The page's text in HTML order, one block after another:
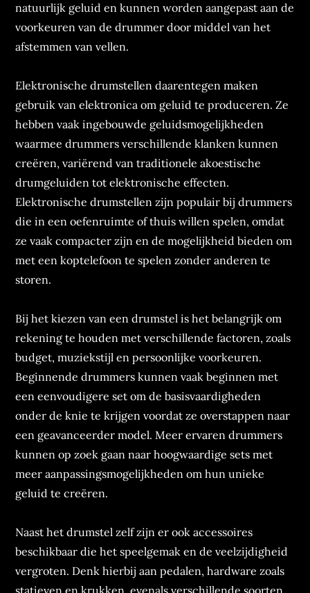
natuurlijk geluid en kunnen worden aangepast aan de
voorkeuren van de drummer door middel van het
afstemmen van vellen.
Elektronische drumstellen daarentegen maken
gebruik van elektronica om geluid te produceren. Ze
hebben vaak ingebouwde geluidsmogelijkheden
waarmee drummers verschillende klanken kunnen
creëren, variërend van traditionele akoestische
drumgeluiden tot elektronische effecten.
Elektronische drumstellen zijn populair bij drummers
die in een oefenruimte of thuis willen spelen, omdat
ze vaak compacter zijn en de mogelijkheid bieden om
met een koptelefoon te spelen zonder anderen te
storen.
Bij het kiezen van een drumstel is het belangrijk om
rekening te houden met verschillende factoren, zoals
budget, muziekstijl en persoonlijke voorkeuren.
Beginnende drummers kunnen vaak beginnen met
een eenvoudigere set om de basisvaardigheden
onder de knie te krijgen voordat ze overstappen naar
een geavanceerder model. Meer ervaren drummers
kunnen op zoek gaan naar hoogwaardige sets met
meer aanpassingsmogelijkheden om hun unieke
geluid te creëren.
Naast het drumstel zelf zijn er ook accessoires
beschikbaar die het speelgemak en de veelzijdigheid
vergroten. Denk hierbij aan pedalen, hardware zoals
statieven en krukken, evenals verschillende soorten